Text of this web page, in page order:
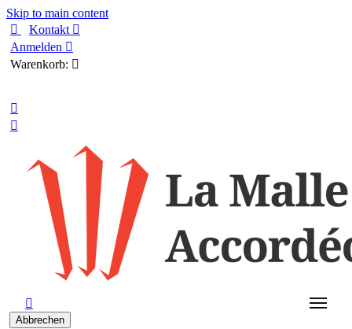
Skip to main content

Kontakt 
Anmelden 
Warenkorb: 



Abbrechen